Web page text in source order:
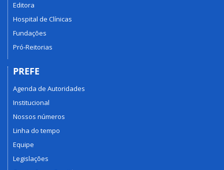
Editora
Hospital de Clínicas
Fundações
Pró-Reitorias
PREFE
Agenda de Autoridades
Institucional
Nossos números
Linha do tempo
Equipe
Legislações